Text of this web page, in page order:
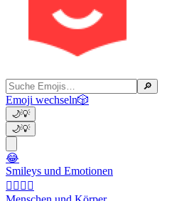
🔎
Emoji wechseln🎲
🌙💡
🌙💡
😂
Smileys und Emotionen
👩‍❤️‍💋‍👨